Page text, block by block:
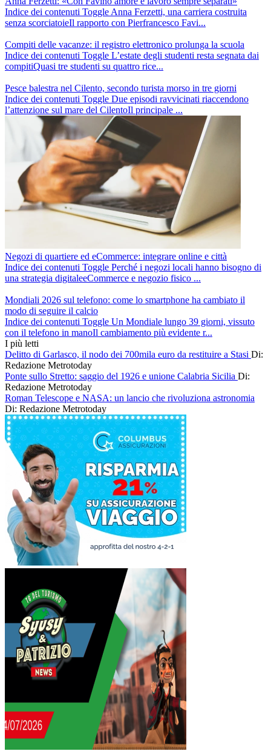
Indice dei contenuti Toggle Anna Ferzetti, una carriera costruita
senza scorciatoieIl rapporto con Pierfrancesco Favi...
Compiti delle vacanze: il registro elettronico prolunga la scuola
Indice dei contenuti Toggle L’estate degli studenti resta segnata dai
compitiQuasi tre studenti su quattro rice...
Pesce balestra nel Cilento, secondo turista morso in tre giorni
Indice dei contenuti Toggle Due episodi ravvicinati riaccendono
l’attenzione sul mare del CilentoIl principale ...
Negozi di quartiere ed eCommerce: integrare online e città
Indice dei contenuti Toggle Perché i negozi locali hanno bisogno di
una strategia digitaleeCommerce e negozio fisico ...
Mondiali 2026 sul telefono: come lo smartphone ha cambiato il
modo di seguire il calcio
Indice dei contenuti Toggle Un Mondiale lungo 39 giorni, vissuto
con il telefono in manoIl cambiamento più evidente r...
I più letti
Delitto di Garlasco, il nodo dei 700mila euro da restituire a Stasi Di:
Redazione Metrotoday
Ponte sullo Stretto: saggio del 1926 e unione Calabria Sicilia Di:
Redazione Metrotoday
Roman Telescope e NASA: un lancio che rivoluziona astronomia
Di: Redazione Metrotoday